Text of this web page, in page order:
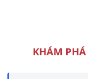
KHÁM